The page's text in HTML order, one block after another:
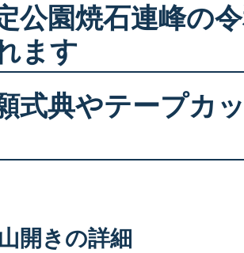
公園焼石連峰の
ます
式典やテープカ
開きの詳細